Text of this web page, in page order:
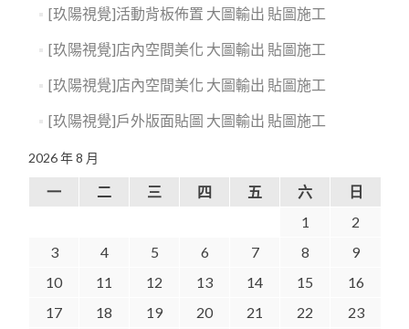
[玖陽視覺]活動背板佈置 大圖輸出 貼圖施工
[玖陽視覺]店內空間美化 大圖輸出 貼圖施工
[玖陽視覺]店內空間美化 大圖輸出 貼圖施工
[玖陽視覺]戶外版面貼圖 大圖輸出 貼圖施工
2026 年 8 月
一 二 三 四 五 六
日
1
2
3
4 5 6 7 8
9
10
11 12 13 14 15
16
17
18 19 20 21 22
23